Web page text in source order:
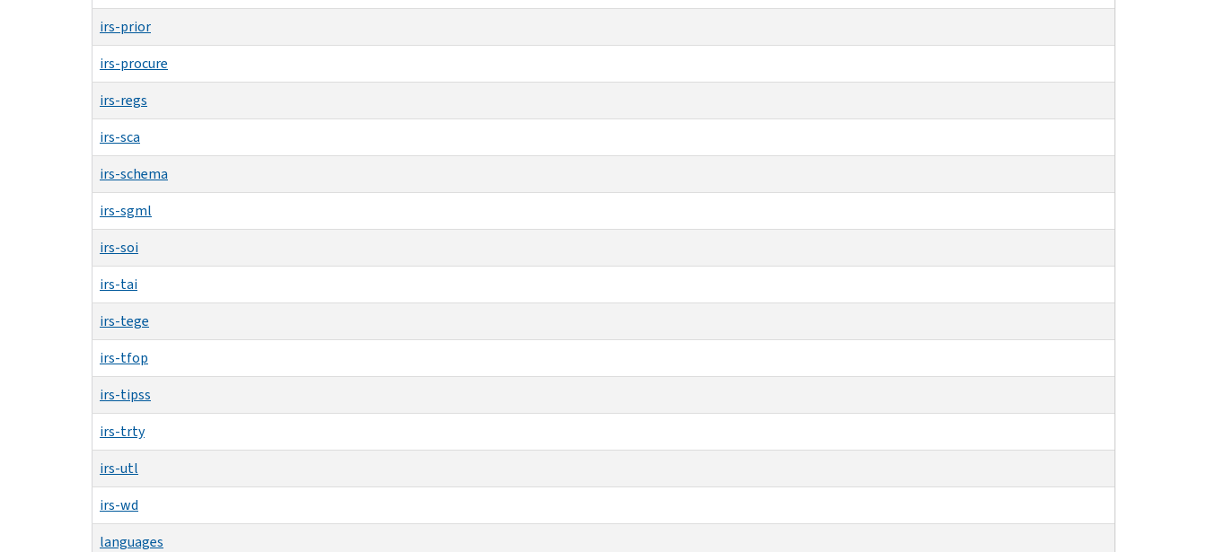
irs-prior
irs-procure
irs-regs
irs-sca
irs-schema
irs-sgml
irs-soi
irs-tai
irs-tege
irs-tfop
irs-tipss
irs-trty
irs-utl
irs-wd
languages